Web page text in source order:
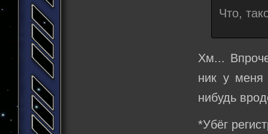
Что,
Хм...
ник у меня
нибудь
*Убёг